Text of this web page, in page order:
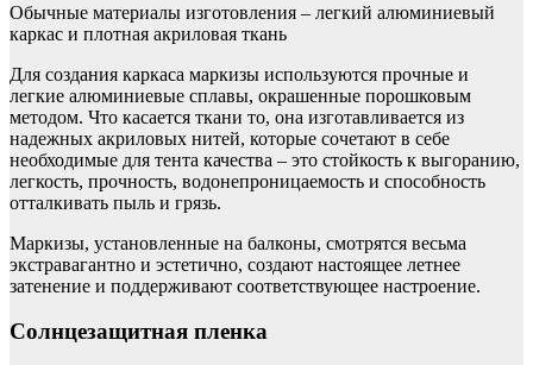
Обычные материалы изготовления – легкий алюминиевый
каркас и плотная акриловая ткань
Для создания каркаса маркизы используются прочные и
легкие алюминиевые сплавы, окрашенные порошковым
методом. Что касается ткани то, она изготавливается из
надежных акриловых нитей, которые сочетают в себе
необходимые для тента качества – это стойкость к выгоранию,
легкость, прочность, водонепроницаемость и способность
отталкивать пыль и грязь.
Маркизы, установленные на балконы, смотрятся весьма
экстравагантно и эстетично, создают настоящее летнее
затенение и поддерживают соответствующее настроение.
Солнцезащитная пленка